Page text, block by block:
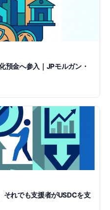
預金へ参入｜JPモルガン・
れでも支援者がUSDCを支